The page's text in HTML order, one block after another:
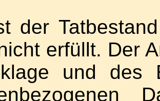
der
erfüllt. Der
und des